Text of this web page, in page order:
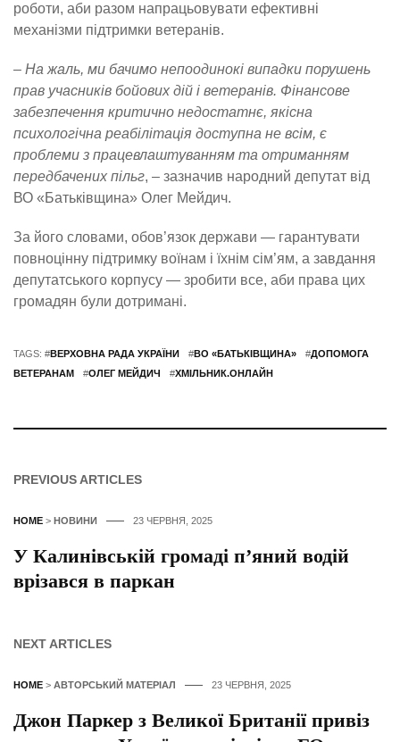
роботи, аби разом напрацьовувати ефективні
механізми підтримки ветеранів.
– На жаль, ми бачимо непоодинокі випадки порушень
прав учасників бойових дій і ветеранів. Фінансове
забезпечення критично недостатнє, якісна
психологічна реабілітація доступна не всім, є
проблеми з працевлаштуванням та отриманням
передбачених пільг, – зазначив народний депутат від
ВО «Батьківщина» Олег Мейдич.
За його словами, обов’язок держави — гарантувати
повноцінну підтримку воїнам і їхнім сім’ям, а завдання
депутатського корпусу — зробити все, аби права цих
громадян були дотримані.
TAGS: #ВЕРХОВНА РАДА УКРАЇНИ #ВО «БАТЬКІВЩИНА» #ДОПОМОГА
ВЕТЕРАНАМ
#ОЛЕГ МЕЙДИЧ #ХМІЛЬНИК.ОНЛАЙН
PREVIOUS ARTICLES
HOME > НОВИНИ 23 ЧЕРВНЯ, 2025
У Калинівській громаді п’яний водій
врізався в паркан
NEXT ARTICLES
HOME > АВТОРСЬКИЙ МАТЕРІАЛ 23 ЧЕРВНЯ, 2025
Джон Паркер з Великої Британії привіз